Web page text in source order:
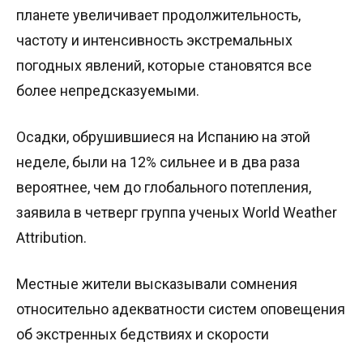
планете увеличивает продолжительность,
частоту и интенсивность экстремальных
погодных явлений, которые становятся все
более непредсказуемыми.
Осадки, обрушившиеся на Испанию на этой
неделе, были на 12% сильнее и в два раза
вероятнее, чем до глобального потепления,
заявила в четверг группа ученых World Weather
Attribution.
Местные жители высказывали сомнения
относительно адекватности систем оповещения
об экстренных бедствиях и скорости